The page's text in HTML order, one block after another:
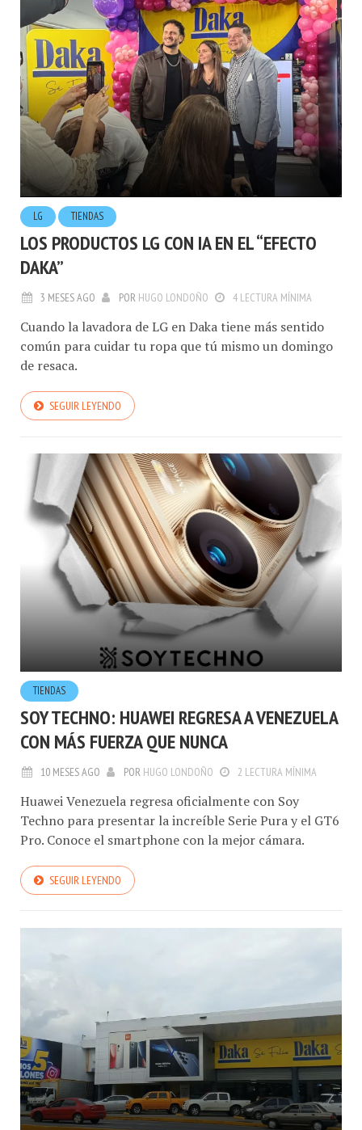
LG TIENDAS
LOS PRODUCTOS LG CON IA EN EL “EFECTO
DAKA”
3 MESES AGO POR HUGO LONDOÑO 4 LECTURA MÍNIMA
Cuando la lavadora de LG en Daka tiene más sentido
común para cuidar tu ropa que tú mismo un domingo
de resaca.
SEGUIR LEYENDO
TIENDAS
SOY TECHNO: HUAWEI REGRESA A VENEZUELA
CON MÁS FUERZA QUE NUNCA
10 MESES AGO POR HUGO LONDOÑO 2 LECTURA MÍNIMA
Huawei Venezuela regresa oficialmente con Soy
Techno para presentar la increíble Serie Pura y el GT6
Pro. Conoce el smartphone con la mejor cámara.
SEGUIR LEYENDO